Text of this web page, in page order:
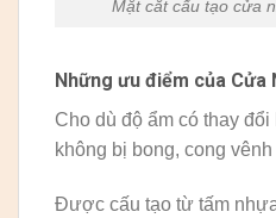
Mặt cắt cấu tạo cửa
Những ưu điểm của Cửa
Cho dù độ ẩm có thay
không bị bong, cong
Được cấu tạo từ tấm